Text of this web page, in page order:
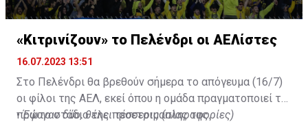
«Κιτρινίζουν» το Πελένδρι οι ΑΕΛίστες
16.07.2023 13:51
Στο Πελένδρι θα βρεθούν σήμερα το απόγευμα (16/7)
οι φίλοι της ΑΕΛ, εκεί όπου η ομάδα πραγματοποιεί το
πρώτο στάδιο της προετοιμασίας της.
•Έφυγαν δύο, θέλει τέσσερις (πληροφορίες)